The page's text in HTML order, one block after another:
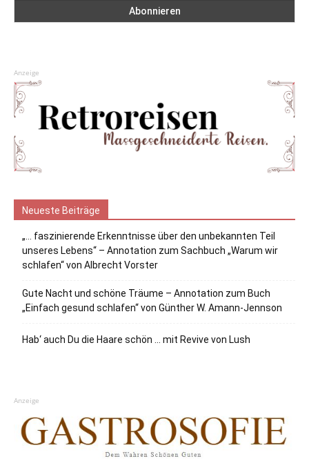
Anzeige
Neueste Beiträge
„… faszinierende Erkenntnisse über den unbekannten Teil
unseres Lebens“ – Annotation zum Sachbuch „Warum wir
schlafen“ von Albrecht Vorster
Gute Nacht und schöne Träume – Annotation zum Buch
„Einfach gesund schlafen“ von Günther W. Amann-Jennson
Hab‘ auch Du die Haare schön … mit Revive von Lush
Anzeige